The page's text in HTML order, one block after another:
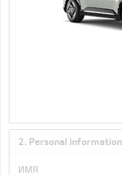
2. Personal information
ИМЯ